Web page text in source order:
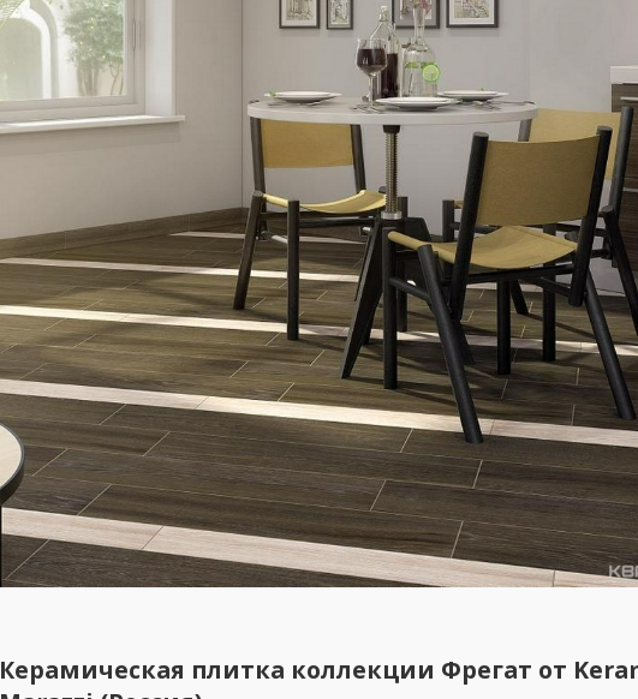
Керамическая плитка коллекции Фрегат от